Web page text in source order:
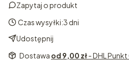
Zapytaj o produkt
Czas wysyłki:3 dni
Udostępnij
Dostawa od 9,00 zł- DHL